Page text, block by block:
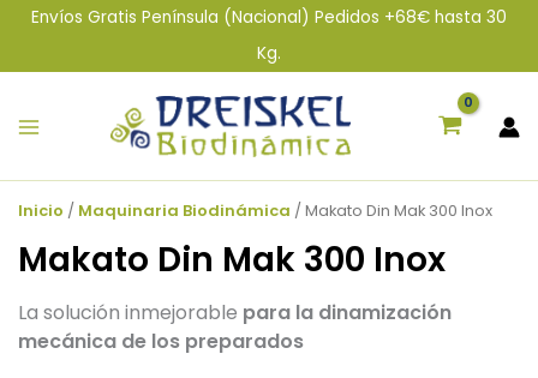
Envíos Gratis Península (Nacional) Pedidos +68€ hasta 30
Kg.
Inicio / Maquinaria Biodinámica / Makato Din Mak 300 Inox
Makato Din Mak 300 Inox
La solución inmejorable para la dinamización
mecánica de los preparados